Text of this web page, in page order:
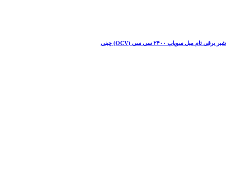
شیر برقی تام میل سوپاپ ۲۴۰۰ سی سی (OCV) چینی